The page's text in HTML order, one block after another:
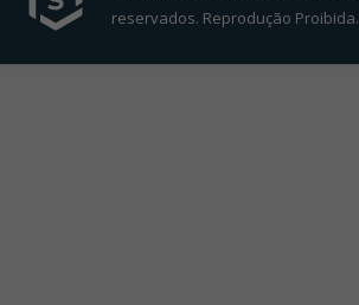
reservados. Reprodução Proibida.